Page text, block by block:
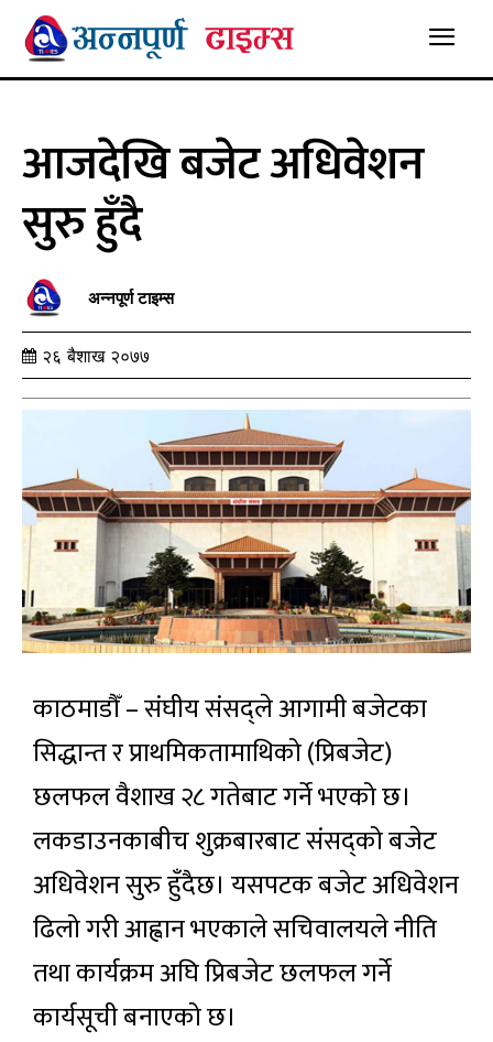
आजदेखि बजेट अधिवेशन
सुरु हुँदै
अन्नपूर्ण टाइम्स
२६ बैशाख २०७७
काठमाडौँ – संघीय संसद्ले आगामी बजेटका
सिद्धान्त र प्राथमिकतामाथिको (प्रिबजेट)
छलफल वैशाख २८ गतेबाट गर्ने भएको छ।
लकडाउनकाबीच शुक्रबारबाट संसद्को बजेट
अधिवेशन सुरु हुँदैछ। यसपटक बजेट अधिवेशन
ढिलो गरी आह्वान भएकाले सचिवालयले नीति
तथा कार्यक्रम अघि प्रिबजेट छलफल गर्ने
कार्यसूची बनाएको छ।